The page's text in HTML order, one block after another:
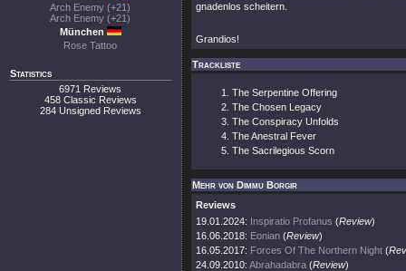
Arch Enemy (+21)
Arch Enemy (+21)
München
Rose Tattoo
Statistics
6971 Reviews
458 Classic Reviews
284 Unsigned Reviews
gnadenlos scheitern.
Grandios!
Trackliste
The Serpentine Offering
The Chosen Legacy
The Conspiracy Unfolds
The Anestral Fever
The Sacrilegious Scorn
Mehr von Dimmu Borgir
Reviews
19.01.2024: Inspiratio Profanus (Review)
16.06.2018: Eonian (Review)
16.05.2017: Forces Of The Northern Night (
24.09.2010: Abrahadabra (Review)